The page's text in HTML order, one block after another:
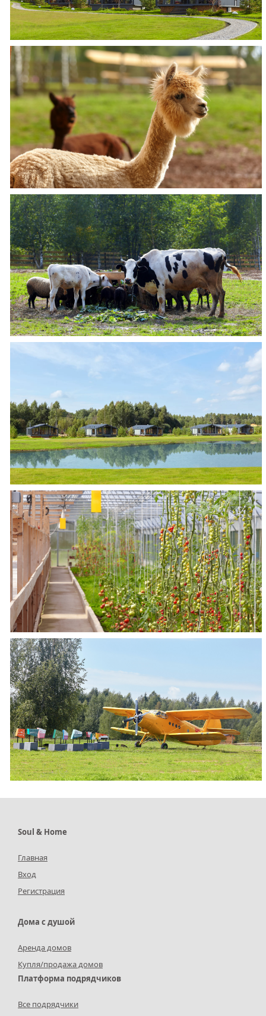
Soul & Home
Главная
Вход
Регистрация
Дома с душой
Аренда домов
Купля/продажа домов
Платформа подрядчиков
Все подрядчики